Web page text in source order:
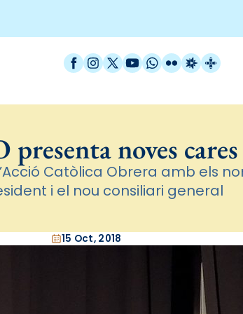
Facebook
Instagram
X / Twitter
YouTube
WhatsApp
FlickrRadio
presenta noves cares
Catòlica Obrera amb els
i el nou consiliari general
15 Oct, 2018